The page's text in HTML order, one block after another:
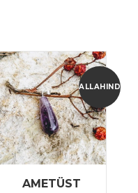
ALLAHINDLUS!
AMETÜST